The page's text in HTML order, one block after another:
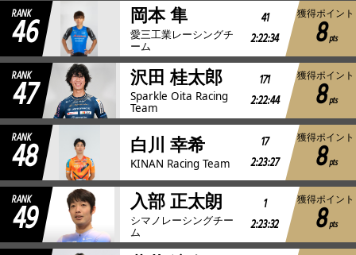
RANK
46 岡本 隼
愛三工業レーシングチ
ーム
41
2:22:34
獲得ポイント
8 pts
RANK
47 沢田 桂太郎
Sparkle Oita Racing
Team
171
2:22:44
獲得ポイント
8 pts
RANK
48 白川 幸希
KINAN Racing Team
17
2:23:27
獲得ポイント
8 pts
RANK
49 入部 正太朗
シマノレーシングチー
ム
1
2:23:32
獲得ポイント
8 pts